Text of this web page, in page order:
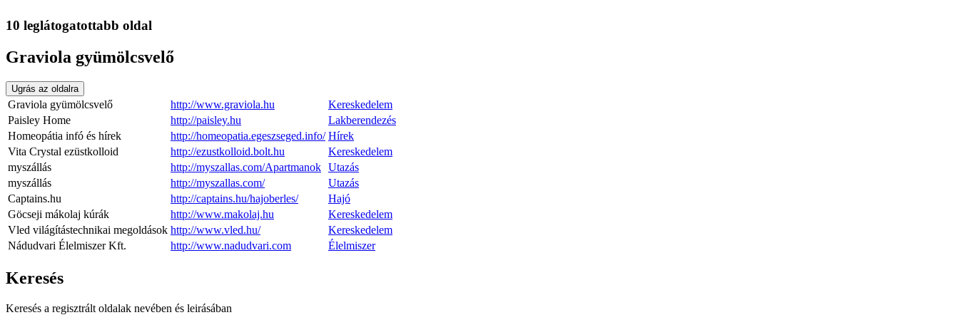
10 leglátogatottabb oldal
Graviola gyümölcsvelő
Ugrás az oldalra
Graviola gyümölcsvelő http://www.graviola.hu
Kereskedelem
Paisley Home
http://paisley.hu
Lakberendezés
Homeopátia infó és hírek
http://homeopatia.egeszseged.info/ Hírek
Vita Crystal ezüstkolloid
http://ezustkolloid.bolt.hu
Kereskedelem
myszállás
http://myszallas.com/Apartmanok Utazás
myszállás
http://myszallas.com/
Utazás
Captains.hu
http://captains.hu/hajoberles/
Hajó
Göcseji mákolaj kúrák
http://www.makolaj.hu
Kereskedelem
Vled világítástechnikai megoldások http://www.vled.hu/
Kereskedelem
Nádudvari Élelmiszer Kft.
http://www.nadudvari.com Élelmiszer
Keresés
Keresés a regisztrált oldalak nevében és leirásában